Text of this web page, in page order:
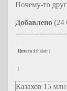
Почему-то
Добавлено (24
Цитата dzhalair (
)
Казахов 15